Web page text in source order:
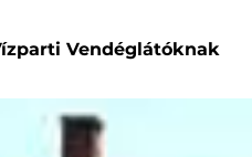
Vendéglátóknak